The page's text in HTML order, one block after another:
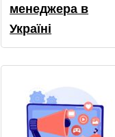
менеджера в
Україні